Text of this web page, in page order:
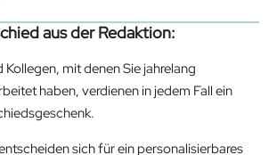
aus der Redaktion:
Kollegen, mit denen Sie jahrelang
haben, verdienen in jedem Fall ein
sich für ein personalisierbares